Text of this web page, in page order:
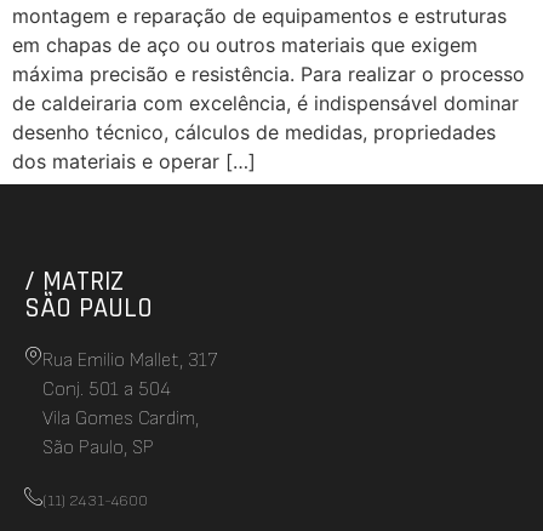
montagem e reparação de equipamentos e estruturas
em chapas de aço ou outros materiais que exigem
máxima precisão e resistência. Para realizar o processo
de caldeiraria com excelência, é indispensável dominar
desenho técnico, cálculos de medidas, propriedades
dos materiais e operar […]
/ MATRIZ
SÃO PAULO
Rua Emilio Mallet, 317
Conj. 501 a 504
Vila Gomes Cardim,
São Paulo, SP
(11) 2431-4600